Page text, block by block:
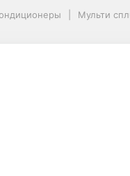
LS-MHEDOA2 inverter
Мульти